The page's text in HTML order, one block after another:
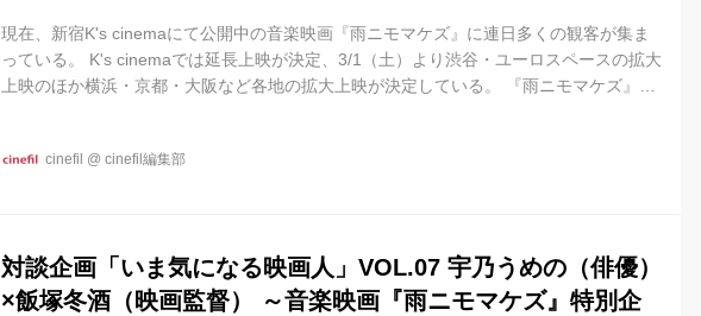
現在、新宿K's cinemaにて公開中の音楽映画『雨ニモマケズ』に連日多くの観客が集ま
っている。 K's cinemaでは延長上映が決定、3/1（土）より渋谷・ユーロスペースの拡大
上映のほか横浜・京都・大阪など各地の拡大上映が決定している。 『雨ニモマケズ』は
が音楽とともに描かれている。 作品はミュージカルの三幕構成に倣った構成となってい
cinefil @ cinefil編集部
対談企画「いま気になる映画人」VOL.07 宇乃うめの（俳優）
×飯塚冬酒（映画監督） ～音楽映画『雨ニモマケズ』特別企